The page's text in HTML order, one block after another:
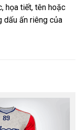
họa tiết, tên hoặc
dấu ấn riêng của